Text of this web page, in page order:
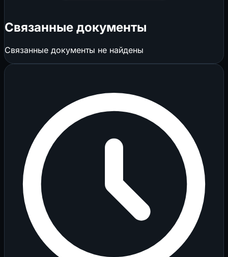
Связанные документы
Связанные документы не найдены